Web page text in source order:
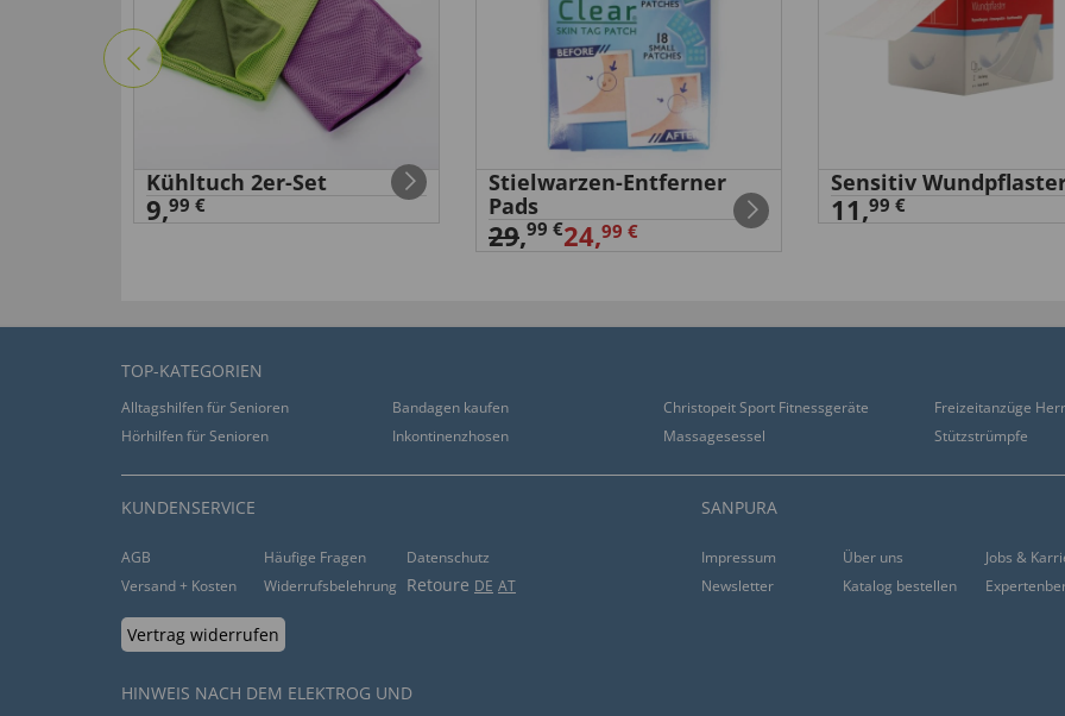
Kühltuch 2er-Set
9,99 €
Stielwarzen-Entferner
Pads
29,99 €24,99 €
Sensitiv
11,99 €
TOP-KATEGORIEN
Alltagshilfen für Senioren Bandagen kaufen Christopeit Sport Fitnessgeräte Freizeitanzüge
Hörhilfen für Senioren
Inkontinenzhosen Massagesessel Stützstrümpfe
KUNDENSERVICE
AGB Häufige Fragen
Datenschutz
Versand + Kosten
Widerrufsbelehrung Retoure DE AT
Vertrag widerrufen
HINWEIS NACH DEM ELEKTROG UND
SANPURA
Impressum Über uns
Jobs &
Newsletter
Katalog bestellen